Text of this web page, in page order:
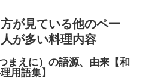
が見ている他のペー
が多い料理内容
まえに）の語源、由来【和
用語集】